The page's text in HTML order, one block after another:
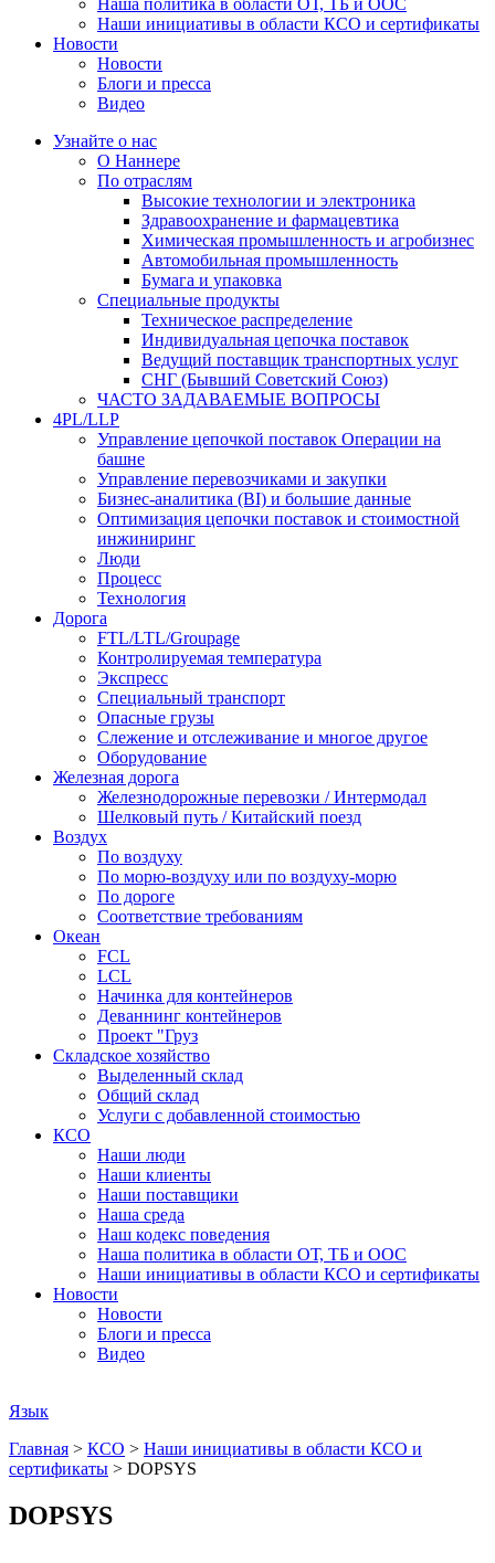
Наша политика в области ОТ, ТБ и ООС
Наши инициативы в области КСО и сертификаты
Новости
Новости
Блоги и пресса
Видео
Узнайте о нас
О Наннере
По отраслям
Высокие технологии и электроника
Здравоохранение и фармацевтика
Химическая промышленность и агробизнес
Автомобильная промышленность
Бумага и упаковка
Специальные продукты
Техническое распределение
Индивидуальная цепочка поставок
Ведущий поставщик транспортных услуг
СНГ (Бывший Советский Союз)
ЧАСТО ЗАДАВАЕМЫЕ ВОПРОСЫ
4PL/LLP
Управление цепочкой поставок Операции на
башне
Управление перевозчиками и закупки
Бизнес-аналитика (BI) и большие данные
Оптимизация цепочки поставок и стоимостной
инжиниринг
Люди
Процесс
Технология
Дорога
FTL/LTL/Groupage
Контролируемая температура
Экспресс
Специальный транспорт
Опасные грузы
Слежение и отслеживание и многое другое
Оборудование
Железная дорога
Железнодорожные перевозки / Интермодал
Шелковый путь / Китайский поезд
Воздух
По воздуху
По морю-воздуху или по воздуху-морю
По дороге
Соответствие требованиям
Океан
FCL
LCL
Начинка для контейнеров
Деваннинг контейнеров
Проект "Груз
Складское хозяйство
Выделенный склад
Общий склад
Услуги с добавленной стоимостью
КСО
Наши люди
Наши клиенты
Наши поставщики
Наша среда
Наш кодекс поведения
Наша политика в области ОТ, ТБ и ООС
Наши инициативы в области КСО и сертификаты
Новости
Новости
Блоги и пресса
Видео
Язык
Главная > КСО > Наши инициативы в области КСО и
сертификаты > DOPSYS
DOPSYS